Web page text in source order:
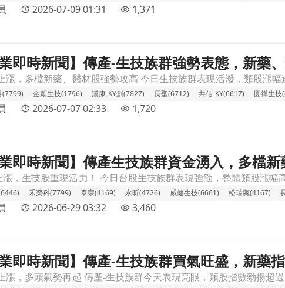
2026-07-09 01:31 1,371
，新藥、醫材題材助攻類股衝高文章頁
即時新聞】傳產-生技族群強勢表態，新藥
(7799) 金穎生技(1796) 漢康-KY創(7827) 長聖(6712) 共信-KY(6617) 圓祥生技
2026-07-07 02:33 1,720
多檔新藥、學名藥股價勢如虹！文章頁
即時新聞】傳產生技族群資金湧入，多檔
禾榮科(7799) 泰宗(4169) 永昕(4726) 威健生技(6661) 松瑞藥(4167)
2026-06-29 03:32 3,460
新藥指標股齊步飆漲，市場聚焦研發成果文章頁
即時新聞】傳產-生技族群買氣旺盛，新藥